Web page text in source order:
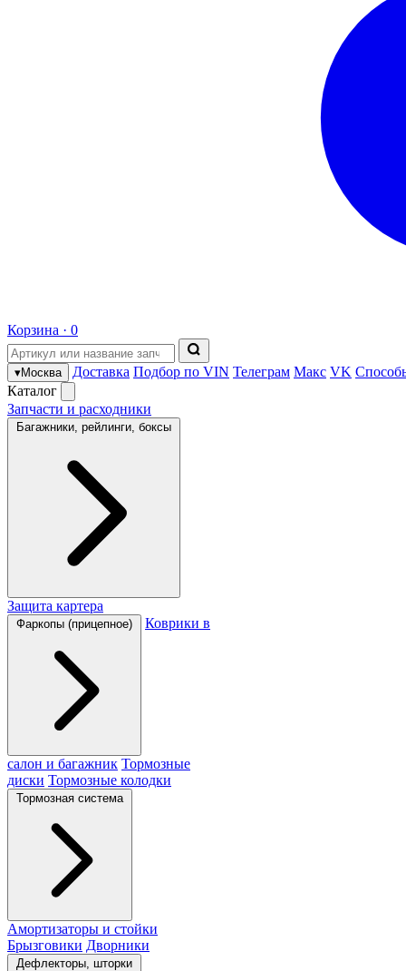
Корзина · 0
▾Москва Доставка Подбор по VIN Телеграм Макс VK
Каталог
Запчасти и расходники
Багажники, рейлинги, боксы
Защита картера
Фаркопы (прицепное) Коврики в
салон и багажник Тормозные
диски Тормозные колодки
Тормозная система
Амортизаторы и стойки
Брызговики Дворники
Дефлекторы, шторки